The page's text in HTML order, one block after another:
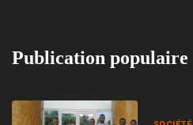
Publication populaire